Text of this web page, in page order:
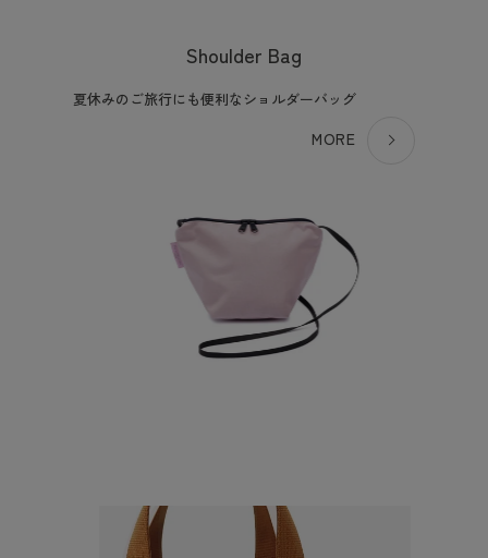
Shoulder Bag
夏休みのご旅行にも便利なショルダーバッグ
MORE